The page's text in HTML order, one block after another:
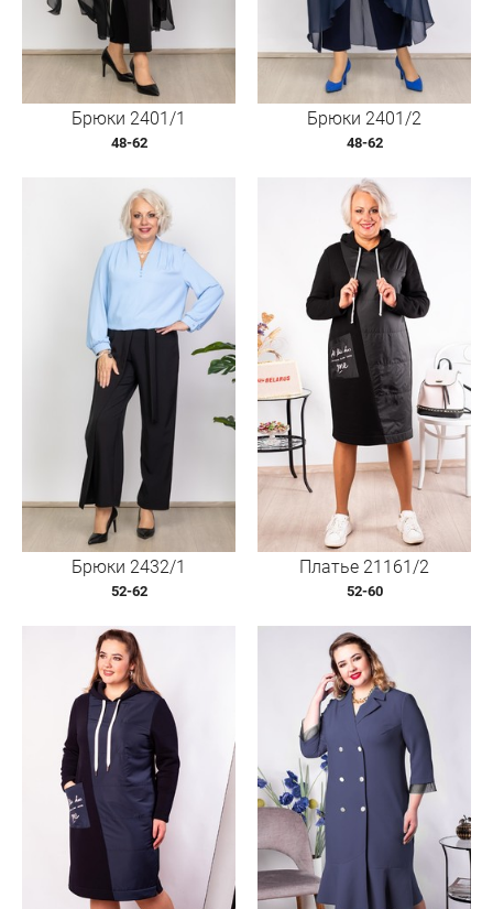
Брюки 2401/1
48-62
Брюки 2401/2
48-62
Брюки 2432/1
52-62
Платье 21161/2
52-60